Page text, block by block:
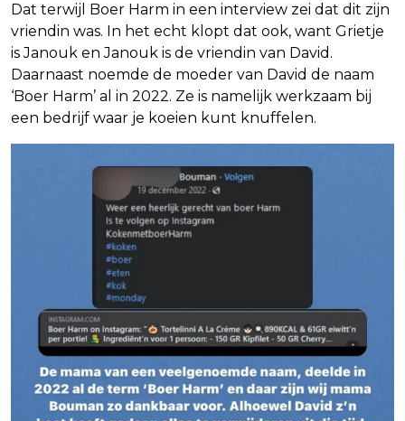
Dat terwijl Boer Harm in een interview zei dat dit zijn
vriendin was. In het echt klopt dat ook, want Grietje
is Janouk en Janouk is de vriendin van David.
Daarnaast noemde de moeder van David de naam
‘Boer Harm’ al in 2022. Ze is namelijk werkzaam bij
een bedrijf waar je koeien kunt knuffelen.